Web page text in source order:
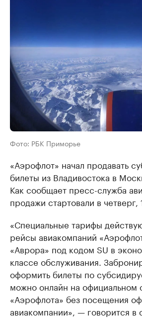
Фото: РБК Приморье
«Аэрофлот» начал продавать
билеты из Владивостока в
Как сообщает пресс-служба
продажи стартовали в четверг,
«Специальные тарифы
рейсы авиакомпаний
«Аврора» под кодом SU в
классе обслуживания.
оформить билеты по
можно онлайн на официальном
«Аэрофлота» без посещения
авиакомпании», — говорится в